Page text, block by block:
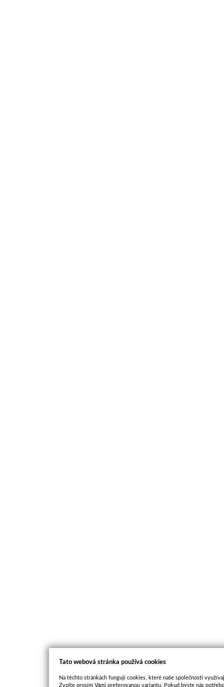
Tato webová stránka používá cookies
Na těchto stránkách fungují cookies, které naše společnosti
Zvolte prosím Vámi preferovanou variantu. Pokud byste nás